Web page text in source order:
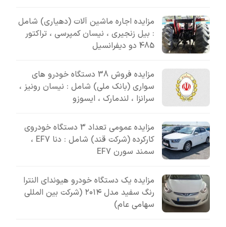
مزایده اجاره ماشین آلات (دهیاری) شامل
: بیل زنجیری ، نیسان کمپرسی ، تراکتور
485 دو دیفرانسیل
مزایده فروش 38 دستگاه خودرو های
سواری (بانک ملی) شامل : نیسان رونیز ،
سرانزا ، لندمارک ، ایسوزو
مزایده عمومی تعداد 3 دستگاه خودروی
کارکرده (شرکت قند) شامل : دنا EF7 ،
سمند سورن EF7
مزایده یک دستگاه خودرو هیوندای النترا
رنگ سفید مدل ۲۰۱۴ (شرکت بین المللی
سهامی عام)